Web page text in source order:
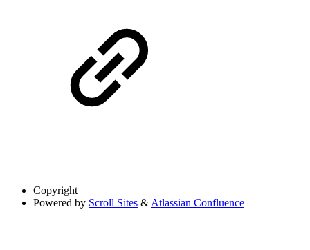
Copyright
Powered by Scroll Sites & Atlassian Confluence